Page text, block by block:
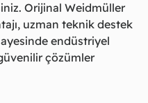
Orijinal Weidmüller
uzman teknik destek
endüstriyel
çözümler